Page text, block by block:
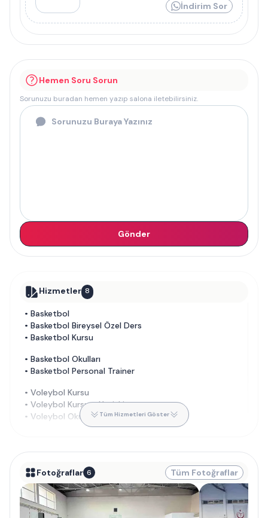
İndirim Sor
Hemen Soru Sorun
Sorunuzu buradan hemen yazıp salona iletebilirsiniz.
Gönder
Hizmetler 8
• Basketbol
• Basketbol Bireysel Özel Ders
• Basketbol Kursu
• Basketbol Okulları
• Basketbol Personal Trainer
• Voleybol Kursu
• Voleybol Kursu - Yetişkin
• Voleybol Okulları Tüm Hizmetleri Göster
Fotoğraflar 6 Tüm Fotoğraflar